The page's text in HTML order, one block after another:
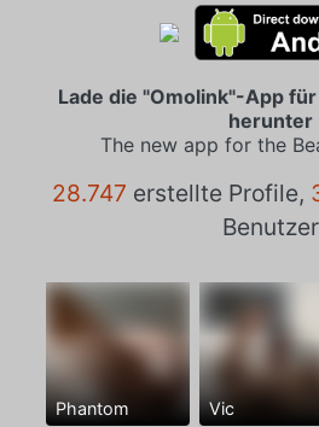
Lade die "Omolink"-App
herunter
The new app for the
28.747 erstellte Profile,
Benutzer
Phantom Vic